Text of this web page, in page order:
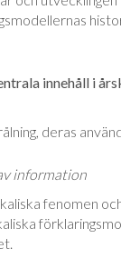
innehåll i
deras
information
fenomen